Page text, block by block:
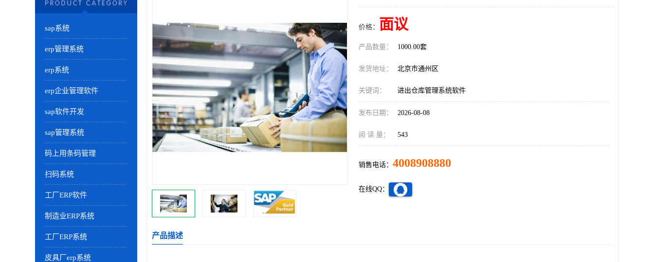
sap系统
erp管理系统
erp系统
erp企业管理软件
sap软件开发
sap管理系统
码上用条码管理
扫码系统
工厂ERP软件
制造业ERP系统
工厂ERP系统
皮具厂erp系统
价格： 面议
产品数量： 1000.00套
发货地址： 北京市通州区
关键词： 进出仓库管理系统软件
发布日期： 2026-08-08
阅 读 量： 543
销售电话： 4008908880
在线QQ：
产品描述